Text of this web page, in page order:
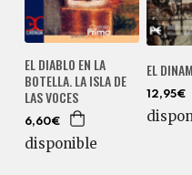
EL DIABLO EN LA
BOTELLA. LA ISLA DE
LAS VOCES
6,60€
disponible
EL
12,95€